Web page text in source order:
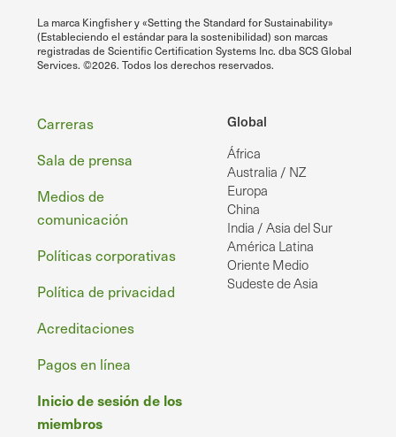
La marca Kingfisher y «Setting the Standard for Sustainability»
(Estableciendo el estándar para la sostenibilidad) son marcas
registradas de Scientific Certification Systems Inc. dba SCS Global
Services. ©2026. Todos los derechos reservados.
Global
África
Australia / NZ
Europa
China
India / Asia del Sur
América Latina
Oriente Medio
Sudeste de Asia
Pie
de
página
Carreras
Sala de prensa
Medios de
comunicación
Políticas corporativas
Política de privacidad
Acreditaciones
Pagos en línea
Inicio de sesión de los
miembros